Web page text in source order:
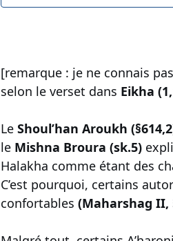
[remarque : je ne connais
selon le verset dans Eikha
Le Shoul’han Aroukh
le Mishna Broura (sk.5)
Halakha comme étant des
C’est pourquoi, certains
confortables (Maharshag II,